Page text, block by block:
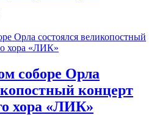
соборе Орла
концерт
хора «ЛИК»